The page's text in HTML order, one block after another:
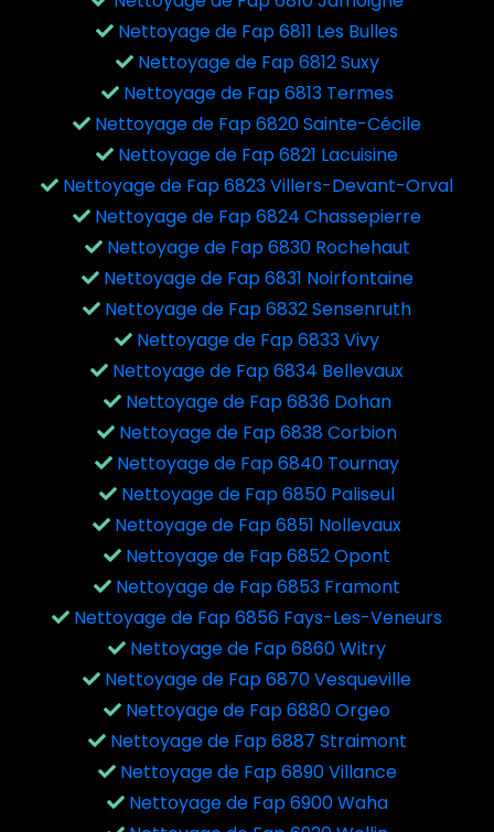
Nettoyage de Fap 6811 Les Bulles
Nettoyage de Fap 6812 Suxy
Nettoyage de Fap 6813 Termes
Nettoyage de Fap 6820 Sainte-Cécile
Nettoyage de Fap 6821 Lacuisine
Nettoyage de Fap 6823 Villers-Devant-Orval
Nettoyage de Fap 6824 Chassepierre
Nettoyage de Fap 6830 Rochehaut
Nettoyage de Fap 6831 Noirfontaine
Nettoyage de Fap 6832 Sensenruth
Nettoyage de Fap 6833 Vivy
Nettoyage de Fap 6834 Bellevaux
Nettoyage de Fap 6836 Dohan
Nettoyage de Fap 6838 Corbion
Nettoyage de Fap 6840 Tournay
Nettoyage de Fap 6850 Paliseul
Nettoyage de Fap 6851 Nollevaux
Nettoyage de Fap 6852 Opont
Nettoyage de Fap 6853 Framont
Nettoyage de Fap 6856 Fays-Les-Veneurs
Nettoyage de Fap 6860 Witry
Nettoyage de Fap 6870 Vesqueville
Nettoyage de Fap 6880 Orgeo
Nettoyage de Fap 6887 Straimont
Nettoyage de Fap 6890 Villance
Nettoyage de Fap 6900 Waha